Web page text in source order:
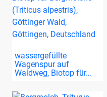
wassergefüllte
Wagenspur auf
Waldweg, Biotop für…